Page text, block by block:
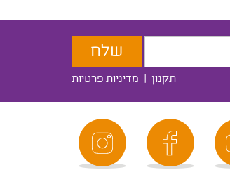
תקנון | מדיניות פרטיות